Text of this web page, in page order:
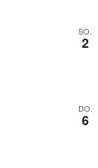
SO.
2
DO.
6